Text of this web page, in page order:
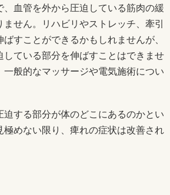
、血管を外から圧迫している筋肉の緩
せん。リハビリやストレッチ、牽引
すことができるかもしれませんが、
している部分を伸ばすことはできませ
一般的なマッサージや電気施術につい
迫する部分が体のどこにあるのかとい
極めない限り、痺れの症状は改善され